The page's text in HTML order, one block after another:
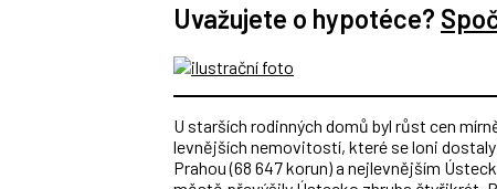
Uvažujete o hypotéce?
U starších rodinných domů byl růst cen
levnějších nemovitostí, které se loni dostaly
Prahou (68 647 korun) a nejlevnějším